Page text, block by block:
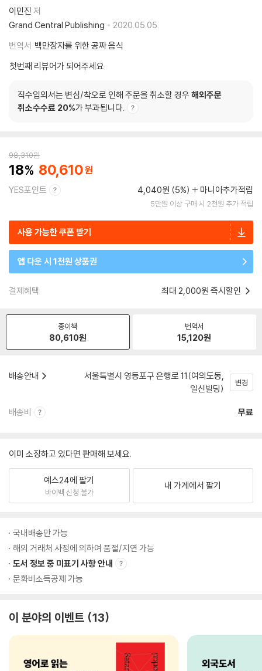
이민진 저
Grand Central Publishing
2020.05.05.
번역서 백만장자를 위한 공짜 음식
첫번째 리뷰어가 되어주세요
직수입외서는 변심/착오로 인해 주문을 취소할 경우 해외주문
취소수수료 20%가 부과됩니다.
98,310원
18 80,610
YES포인트 4,040원 (5%) 마니아추가적립
5만원 이상 구매 시 2천원 추가 적립
사용 가능한 쿠폰 받기
앱 다운 시 1천원 상품권
결제혜택 최대 2,000원 즉시할인
종이책
80,610원
번역서
15,120원
배송안내
서울특별시 영등포구 은행로 11(여의도동,
일신빌딩)
변경
배송비 무료
이미 소장하고 있다면 판매해 보세요.
예스24에 팔기
바이백 신청 불가
내 가게에서 팔기
국내배송만 가능
해외 거래처 사정에 의하여 품절/지연 가능
도서 정보 중 미표기 사항 안내
문화비소득공제 가능
이 분야의 이벤트 13